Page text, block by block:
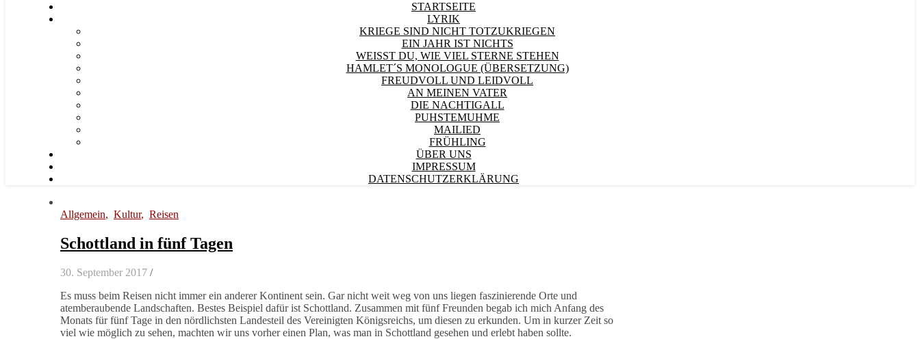
STARTSEITE
LYRIK
KRIEGE SIND NICHT TOTZUKRIEGEN
EIN JAHR IST NICHTS
WEISST DU, WIE VIEL STERNE STEHEN
HAMLET´S MONOLOGUE (ÜBERSETZUNG)
FREUDVOLL UND LEIDVOLL
AN MEINEN VATER
DIE NACHTIGALL
PUHSTEMUHME
MAILIED
FRÜHLING
ÜBER UNS
IMPRESSUM
DATENSCHUTZERKLÄRUNG
Allgemein, Kultur, Reisen
Schottland in fünf Tagen
30. September 2017 /
Es muss beim Reisen nicht immer ein anderer Kontinent sein. Gar nicht weit weg von uns liegen faszinierende Orte und
atemberaubende Landschaften. Bestes Beispiel dafür ist Schottland. Zusammen mit fünf Freunden begab ich mich Anfang des
Monats für fünf Tage in den nördlichsten Landesteil des Vereinigten Königsreichs, um diesen zu erkunden. Um in kurzer Zeit so
viel wie möglich zu sehen, machten wir uns vorher einen Plan, was man in Schottland gesehen und erlebt haben sollte.